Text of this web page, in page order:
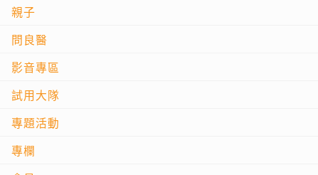
親子
問良醫
影音專區
試用大隊
專題活動
專欄